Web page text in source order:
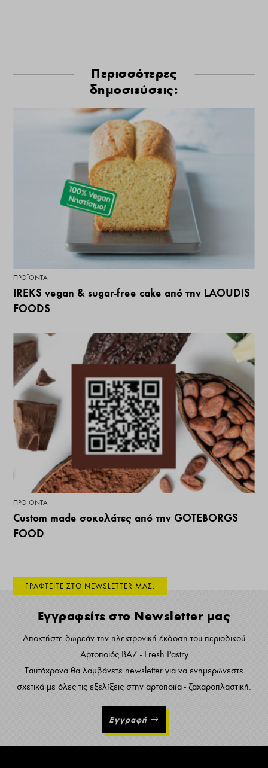
Περισσότερες
δημοσιεύσεις:
ΠΡΟΪΌΝΤΑ
IREKS vegan & sugar-free cake από την LAOUDIS
FOODS
ΠΡΟΪΌΝΤΑ
Custom made σοκολάτες από την GOTEBORGS
FOOD
ΓΡΑΦΤΕΙΤΕ ΣΤΟ NEWSLETTER ΜΑΣ:
Εγγραφείτε στο Newsletter μας
Αποκτήστε δωρεάν την ηλεκτρονική έκδοση του περιοδικού
Αρτοποιός ΒΑΖ - Fresh Pastry
Ταυτόχρονα θα λαμβάνετε newsletter για να ενημερώνεστε
σχετικά με όλες τις εξελίξεις στην αρτοποιία - ζαχαροπλαστική.
Εγγραφή